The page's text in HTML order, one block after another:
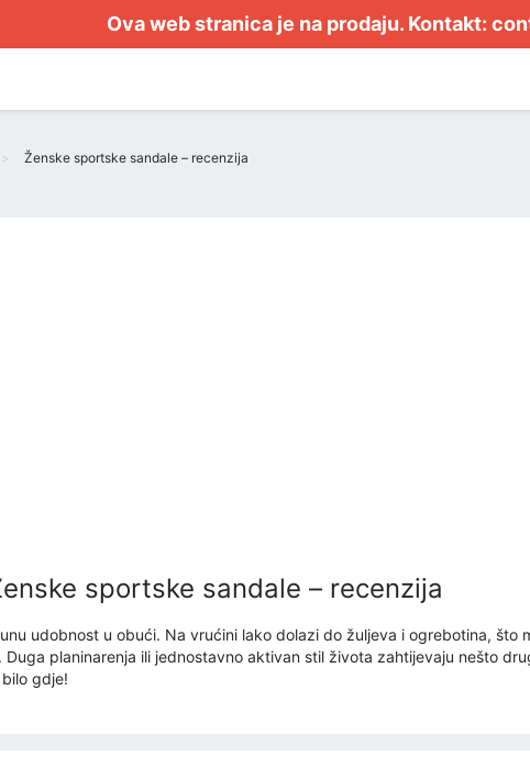
Ova web stranica je na prodaju. Kontakt:
Ženske sportske sandale – recenzija
sportske sandale – recenzija
udobnost u obući. Na vrućini lako dolazi do žuljeva i ogrebotina,
Duga planinarenja ili jednostavno aktivan stil života zahtijevaju nešto
gdje!